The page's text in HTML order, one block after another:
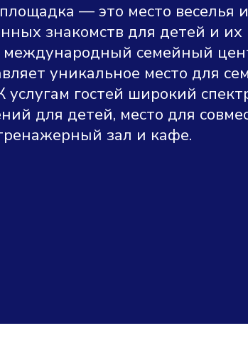
— это место веселья и
знакомств для детей и их
семейный
уникальное место для
услугам гостей широкий
для детей, место для
зал и кафе.